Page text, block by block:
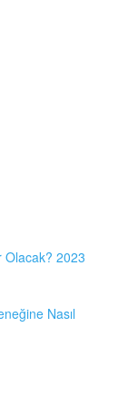
Olacak? 2023
Nasıl